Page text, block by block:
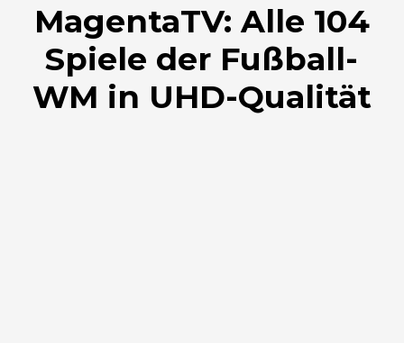
Magenta­TV: Alle 104
Spiele der Fußball-
WM in UHD-Qualität